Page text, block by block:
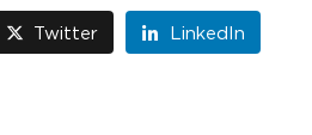
Twitter LinkedIn